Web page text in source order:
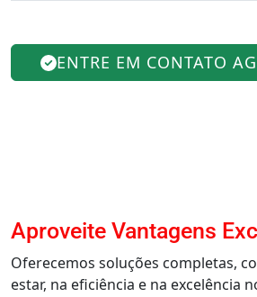
ENTRE EM CONTATO
Aproveite Vantagens
Oferecemos soluções completas,
estar, na eficiência e na excelência